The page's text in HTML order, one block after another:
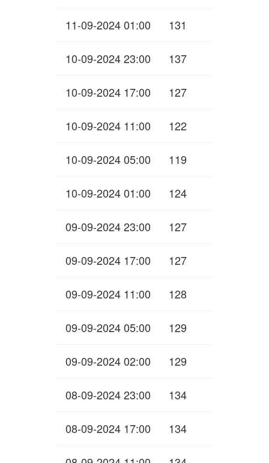
11-09-2024 01:00 131
10-09-2024 23:00 137
10-09-2024 17:00 127
10-09-2024 11:00 122
10-09-2024 05:00 119
10-09-2024 01:00 124
09-09-2024 23:00 127
09-09-2024 17:00 127
09-09-2024 11:00 128
09-09-2024 05:00 129
09-09-2024 02:00 129
08-09-2024 23:00 134
08-09-2024 17:00 134